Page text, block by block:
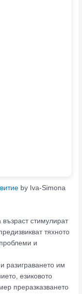
by Iva-Simona
стимулират
тяхното
и
разиграването им
езиковото
преразказването